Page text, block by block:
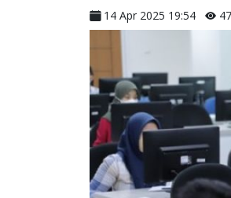
14 Apr 2025 19:54